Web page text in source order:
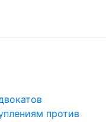
против